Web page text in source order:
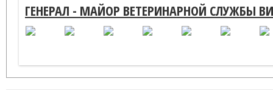
ГЕНЕРАЛ - МАЙОР ВЕТЕРИНАРНОЙ СЛУЖБЫ